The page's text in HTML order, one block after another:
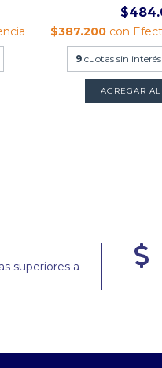
$387.200 con
9 cuotas sin
superiores a